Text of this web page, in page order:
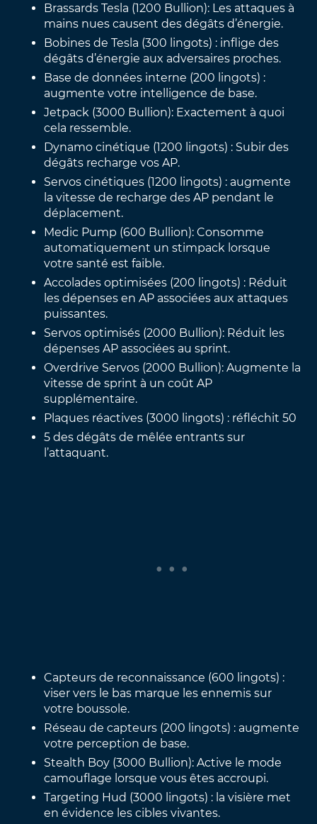
Brassards Tesla (1200 Bullion): Les attaques à
mains nues causent des dégâts d’énergie.
Bobines de Tesla (300 lingots) : inflige des
dégâts d’énergie aux adversaires proches.
Base de données interne (200 lingots) :
augmente votre intelligence de base.
Jetpack (3000 Bullion): Exactement à quoi
cela ressemble.
Dynamo cinétique (1200 lingots) : Subir des
dégâts recharge vos AP.
Servos cinétiques (1200 lingots) : augmente
la vitesse de recharge des AP pendant le
déplacement.
Medic Pump (600 Bullion): Consomme
automatiquement un stimpack lorsque
votre santé est faible.
Accolades optimisées (200 lingots) : Réduit
les dépenses en AP associées aux attaques
puissantes.
Servos optimisés (2000 Bullion): Réduit les
dépenses AP associées au sprint.
Overdrive Servos (2000 Bullion): Augmente la
vitesse de sprint à un coût AP
supplémentaire.
Plaques réactives (3000 lingots) : réfléchit 50
5 des dégâts de mêlée entrants sur
l’attaquant.
Capteurs de reconnaissance (600 lingots) :
viser vers le bas marque les ennemis sur
votre boussole.
Réseau de capteurs (200 lingots) : augmente
votre perception de base.
Stealth Boy (3000 Bullion): Active le mode
camouflage lorsque vous êtes accroupi.
Targeting Hud (3000 lingots) : la visière met
en évidence les cibles vivantes.